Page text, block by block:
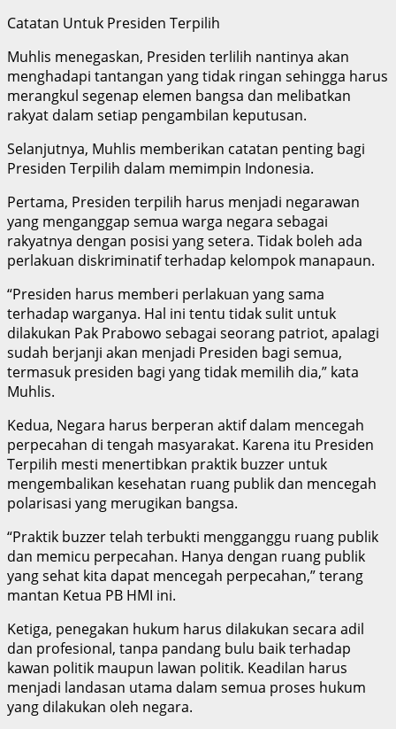
Catatan Untuk Presiden Terpilih
Muhlis menegaskan, Presiden terlilih nantinya akan
menghadapi tantangan yang tidak ringan sehingga harus
merangkul segenap elemen bangsa dan melibatkan
rakyat dalam setiap pengambilan keputusan.
Selanjutnya, Muhlis memberikan catatan penting bagi
Presiden Terpilih dalam memimpin Indonesia.
Pertama, Presiden terpilih harus menjadi negarawan
yang menganggap semua warga negara sebagai
rakyatnya dengan posisi yang setera. Tidak boleh ada
perlakuan diskriminatif terhadap kelompok manapaun.
“Presiden harus memberi perlakuan yang sama
terhadap warganya. Hal ini tentu tidak sulit untuk
dilakukan Pak Prabowo sebagai seorang patriot, apalagi
sudah berjanji akan menjadi Presiden bagi semua,
termasuk presiden bagi yang tidak memilih dia,” kata
Muhlis.
Kedua, Negara harus berperan aktif dalam mencegah
perpecahan di tengah masyarakat. Karena itu Presiden
Terpilih mesti menertibkan praktik buzzer untuk
mengembalikan kesehatan ruang publik dan mencegah
polarisasi yang merugikan bangsa.
“Praktik buzzer telah terbukti mengganggu ruang publik
dan memicu perpecahan. Hanya dengan ruang publik
yang sehat kita dapat mencegah perpecahan,” terang
mantan Ketua PB HMI ini.
Ketiga, penegakan hukum harus dilakukan secara adil
dan profesional, tanpa pandang bulu baik terhadap
kawan politik maupun lawan politik. Keadilan harus
menjadi landasan utama dalam semua proses hukum
yang dilakukan oleh negara.